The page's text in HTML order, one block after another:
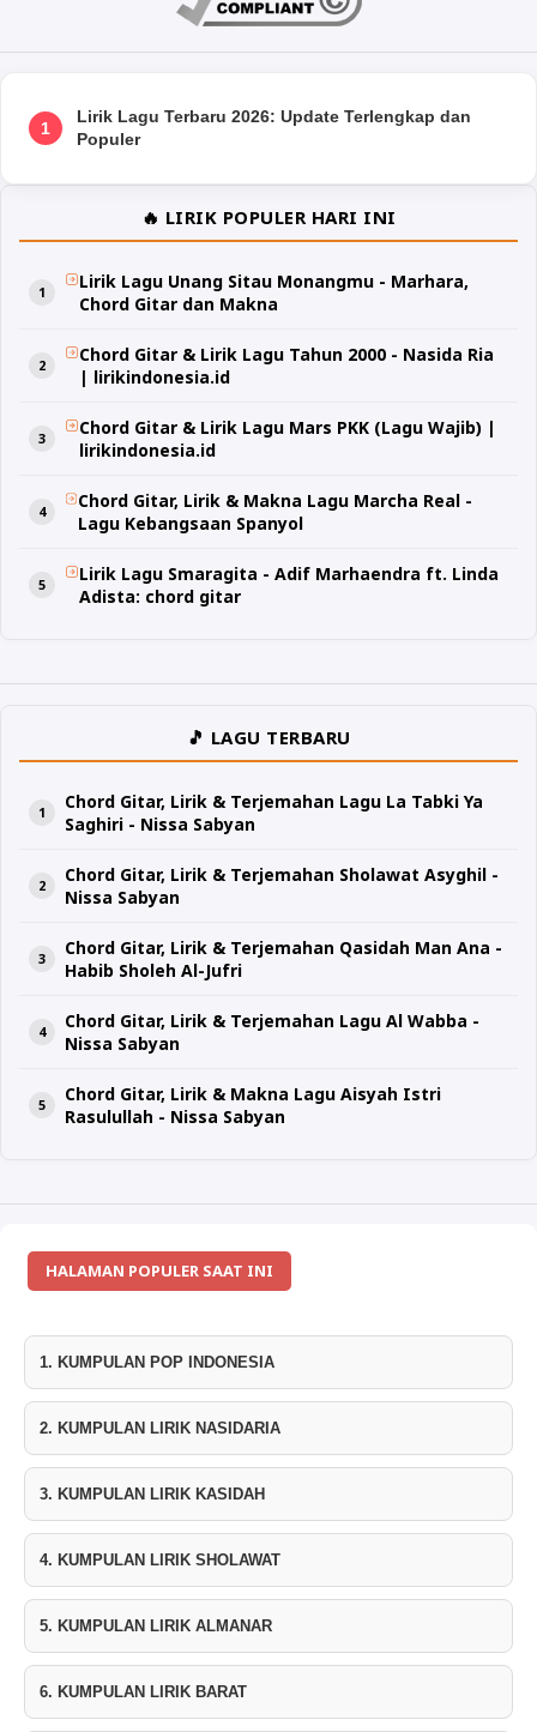
1
Lirik Lagu Terbaru 2026: Update Terlengkap dan
Populer
🔥 LIRIK POPULER HARI INI
Lirik Lagu Unang Sitau Monangmu - Marhara,
Chord Gitar dan Makna
Chord Gitar & Lirik Lagu Tahun 2000 - Nasida Ria
| lirikindonesia.id
Chord Gitar & Lirik Lagu Mars PKK (Lagu Wajib) |
lirikindonesia.id
Chord Gitar, Lirik & Makna Lagu Marcha Real -
Lagu Kebangsaan Spanyol
Lirik Lagu Smaragita - Adif Marhaendra ft. Linda
Adista: chord gitar
🎵 LAGU TERBARU
Chord Gitar, Lirik & Terjemahan Lagu La Tabki Ya
Saghiri - Nissa Sabyan
Chord Gitar, Lirik & Terjemahan Sholawat Asyghil -
Nissa Sabyan
Chord Gitar, Lirik & Terjemahan Qasidah Man Ana -
Habib Sholeh Al-Jufri
Chord Gitar, Lirik & Terjemahan Lagu Al Wabba -
Nissa Sabyan
Chord Gitar, Lirik & Makna Lagu Aisyah Istri
Rasulullah - Nissa Sabyan
HALAMAN POPULER SAAT INI
1. KUMPULAN POP INDONESIA
2. KUMPULAN LIRIK NASIDARIA
3. KUMPULAN LIRIK KASIDAH
4. KUMPULAN LIRIK SHOLAWAT
5. KUMPULAN LIRIK ALMANAR
6. KUMPULAN LIRIK BARAT